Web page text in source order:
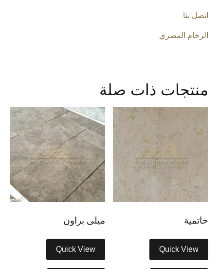
اتصل بنا
الرخام المصري
منتجات ذات صلة
خاتمية
Quick View
ميلى براون
Quick View